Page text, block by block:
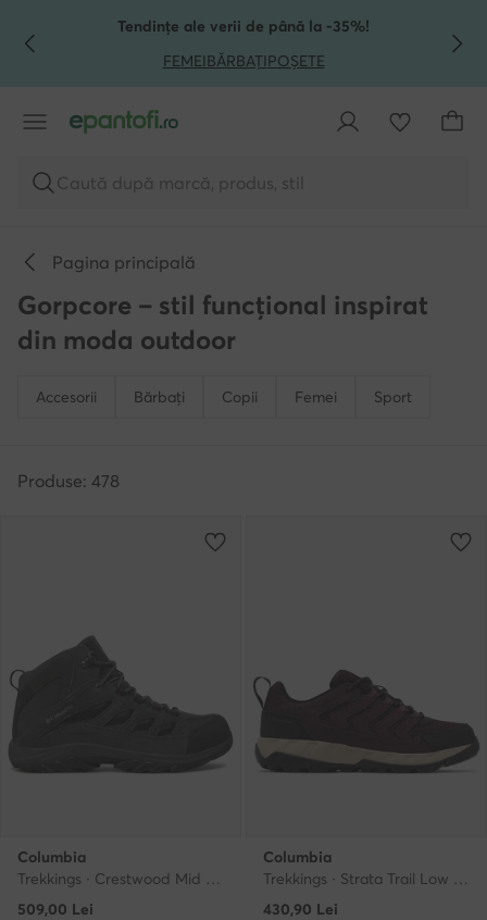
TRECI LA CONȚINUTUL PRINCIPAL
MERGI LA CĂUTARETendințe ale verii de până la -35%!
FEMEIBĂRBAȚIPOȘETE
Caută după marcă, produs, stil
Pagina principală
Gorpcore – stil funcțional inspirat
din moda outdoor
Accesorii Bărbați Copii Femei Sport
Produse: 478
Columbia
Trekkings · Crestwood Mid Waterproof 2100641 · Gri
509,00 Lei
Columbia
Trekkings · Strata Trail Low 2078551 · Roșu
430,90 Lei